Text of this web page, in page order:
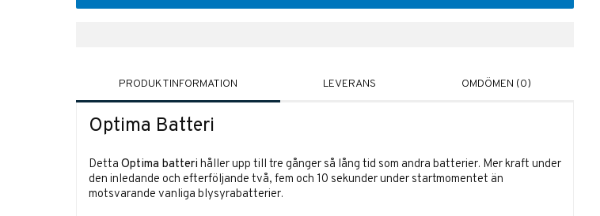
PRODUKTINFORMATION
Optima Batteri
Detta Optima batteri håller upp till tre gånger så lång tid som andra batterier. Mer kraft under
den inledande och efterföljande två, fem och 10 sekunder under startmomentet än
motsvarande vanliga blysyrabatterier.
LEVERANS OMDÖMEN (0)